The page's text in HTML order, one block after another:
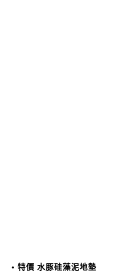
特價 水豚硅藻泥地墊